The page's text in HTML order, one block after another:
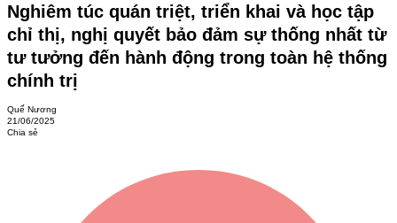
Nghiêm túc quán triệt, triển khai và học tập
chỉ thị, nghị quyết bảo đảm sự thống nhất từ
tư tưởng đến hành động trong toàn hệ thống
chính trị
Quế Nương
21/06/2025
Chia sẻ